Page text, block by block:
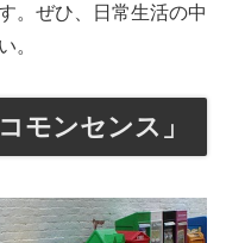
。ぜひ、日常生活の中
。
モンセンス」